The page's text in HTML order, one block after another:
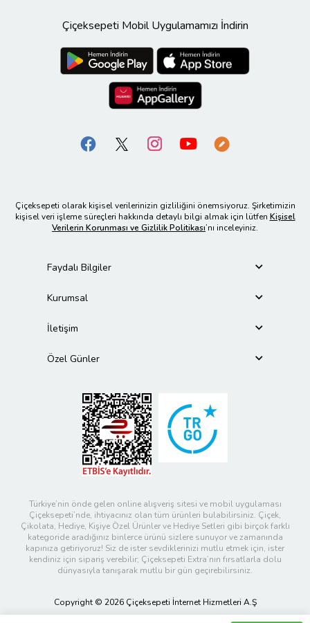
Çiçeksepeti Mobil Uygulamamızı İndirin
Çiçeksepeti olarak kişisel verilerinizin gizliliğini önemsiyoruz. Şirketimizin
kişisel veri işleme süreçleri hakkında detaylı bilgi almak için lütfen Kişisel
Verilerin Korunması ve Gizlilik Politikası’nı inceleyiniz.
Faydalı Bilgiler
Kurumsal
İletişim
Özel Günler
Türkiye’nin önde gelen online alışveriş sitesi ve mobil uygulaması
Çiçeksepeti’nde, ihtiyacınız olan tüm ürünleri bulabilirsiniz. Çiçek,
Çikolata, Hediye, Kişiye Özel Ürünler ve Hediye Setleri gibi birçok farklı
kategoride aradığınız binlerce ürünü sizlere sunuyor ve zamanında
kapınıza getiriyoruz! Siz de ister sevdiklerinizi mutlu etmek için, ister
kendiniz için sipariş verebilir; Çiçeksepeti Extra’nın fırsatlarla dolu
dünyasıyla tanışarak mutlu bir gün geçirebilirsiniz.
Copyright © 2026 Çiçeksepeti İnternet Hizmetleri A.Ş